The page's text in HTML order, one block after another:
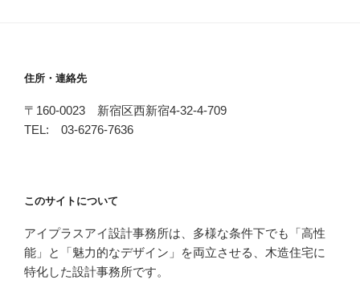
住所・連絡先
〒160-0023 新宿区西新宿4-32-4-709
TEL: 03-6276-7636
このサイトについて
アイプラスアイ設計事務所は、多様な条件下でも「高性
能」と「魅力的なデザイン」を両立させる、木造住宅に
特化した設計事務所です。